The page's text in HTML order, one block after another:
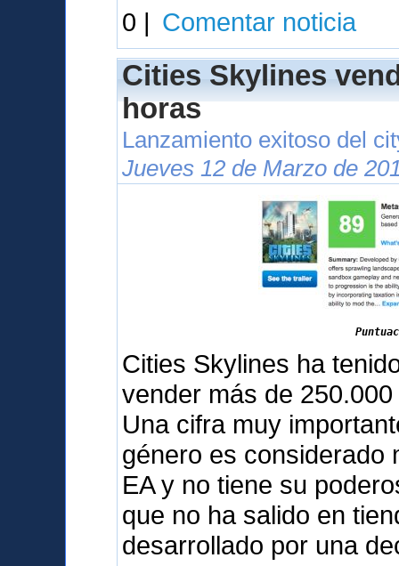
0 | Comentar noticia
Cities Skylines
horas
Lanzamiento exitoso del
Jueves 12 de Marzo de
Cities Skylines ha
vender más de
Una cifra muy
género es considerado
EA y no tiene su
que no ha salido en
desarrollado por una